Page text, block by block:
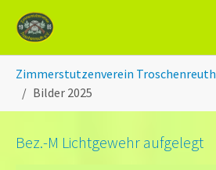
Zum Hauptinhalt springen
Zimmerstutzenverein Troschenreuth
Bilder 2025
Bez.-M Lichtgewehr aufgelegt